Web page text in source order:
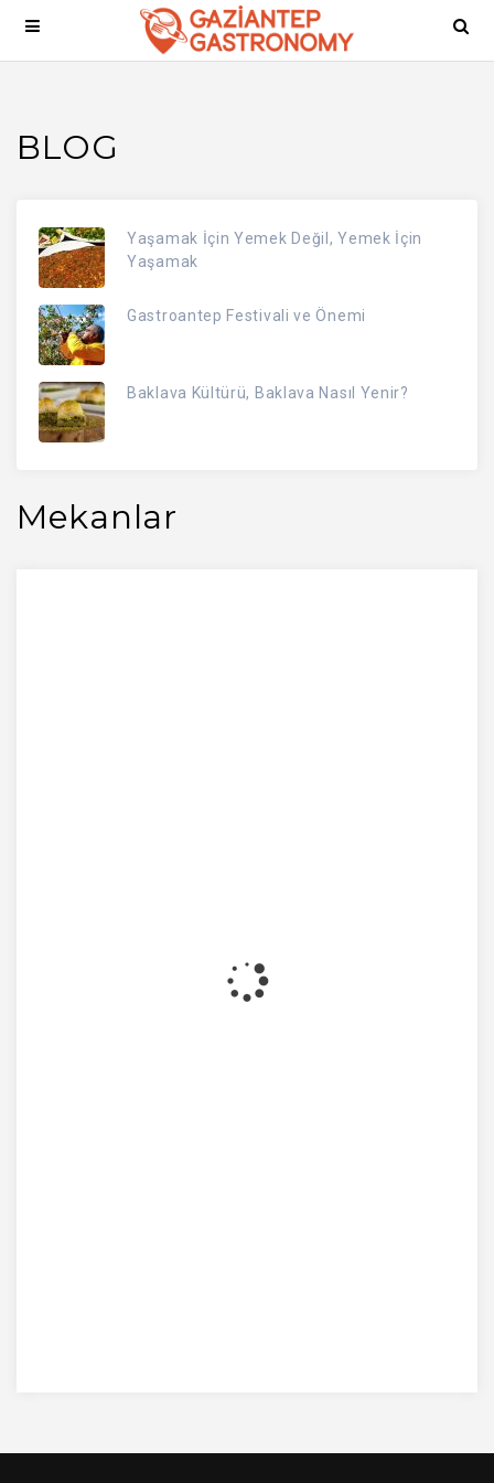
BLOG
Yaşamak İçin Yemek Değil, Yemek İçin
Yaşamak
Gastroantep Festivali ve Önemi
Baklava Kültürü, Baklava Nasıl Yenir?
Mekanlar